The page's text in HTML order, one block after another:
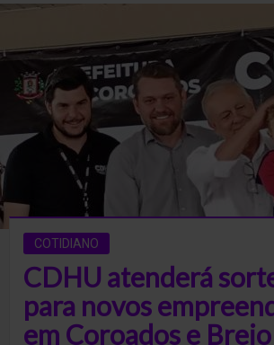
COTIDIANO
CDHU atenderá
para novos
em Coroados e